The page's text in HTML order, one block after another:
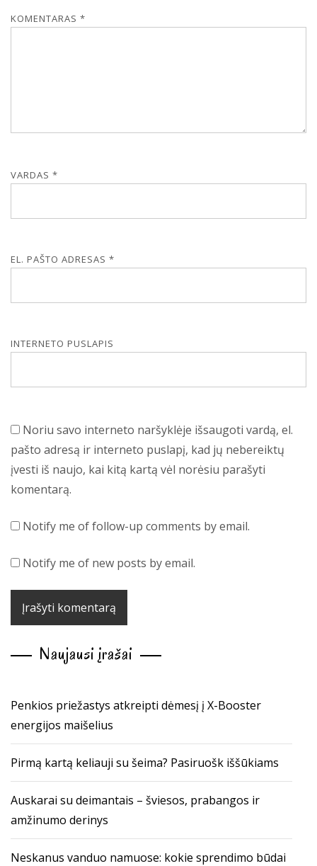
KOMENTARAS *
VARDAS *
EL. PAŠTO ADRESAS *
INTERNETO PUSLAPIS
Noriu savo interneto naršyklėje išsaugoti vardą, el.
pašto adresą ir interneto puslapį, kad jų nebereiktų
įvesti iš naujo, kai kitą kartą vėl norėsiu parašyti
komentarą.
Notify me of follow-up comments by email.
Notify me of new posts by email.
Naujausi įrašai
Penkios priežastys atkreipti dėmesį į X-Booster
energijos maišelius
Pirmą kartą keliauji su šeima? Pasiruošk iššūkiams
Auskarai su deimantais – šviesos, prabangos ir
amžinumo derinys
Neskanus vanduo namuose: kokie sprendimo būdai